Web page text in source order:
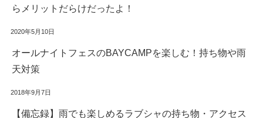
らメリットだらけだったよ！
2020年5月10日
オールナイトフェスのBAYCAMPを楽しむ！持ち物や雨
天対策
2018年9月7日
【備忘録】雨でも楽しめるラブシャの持ち物・アクセス